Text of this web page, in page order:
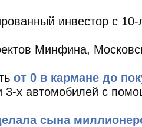
инвестор с
Минфина,
от 0 в кармане до
3-х автомобилей с
сына